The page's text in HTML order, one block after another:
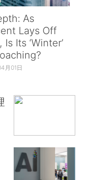
As
Lays Off
Is Its ‘Winter’
月01日